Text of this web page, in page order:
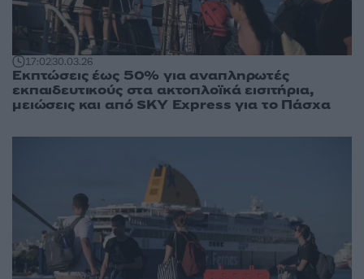
17:0230.03.26
Εκπτώσεις έως 50% για αναπληρωτές
εκπαιδευτικούς στα ακτοπλοϊκά εισιτήρια,
μειώσεις και από SKY Express για το Πάσχα